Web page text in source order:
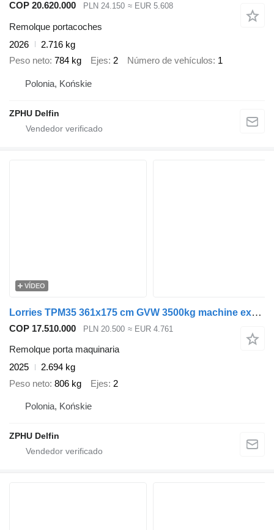
COP 20.620.000 PLN 24.150 ≈ EUR 5.608
Remolque portacoches
2026
2.716 kg
Peso neto 784 kg Ejes 2 Número de vehículos 1
Polonia, Końskie
ZPHU Delfin
VÍDEO
Lorries TPM35 361x175 cm GVW 3500kg machine excavator transporter bobcat
COP 17.510.000 PLN 20.500 ≈ EUR 4.761
Remolque porta maquinaria
2025
2.694 kg
Peso neto 806 kg Ejes 2
Polonia, Końskie
ZPHU Delfin